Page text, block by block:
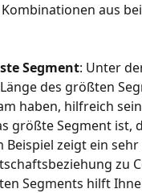
aus
Segment: Unter
des größten
haben, hilfreich
größte Segment ist,
Beispiel zeigt ein
zu
Segments hilft